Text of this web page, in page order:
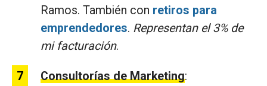
Ramos. También con retiros para
emprendedores. Representan el 3% de
mi facturación.
Consultorías de Marketing: